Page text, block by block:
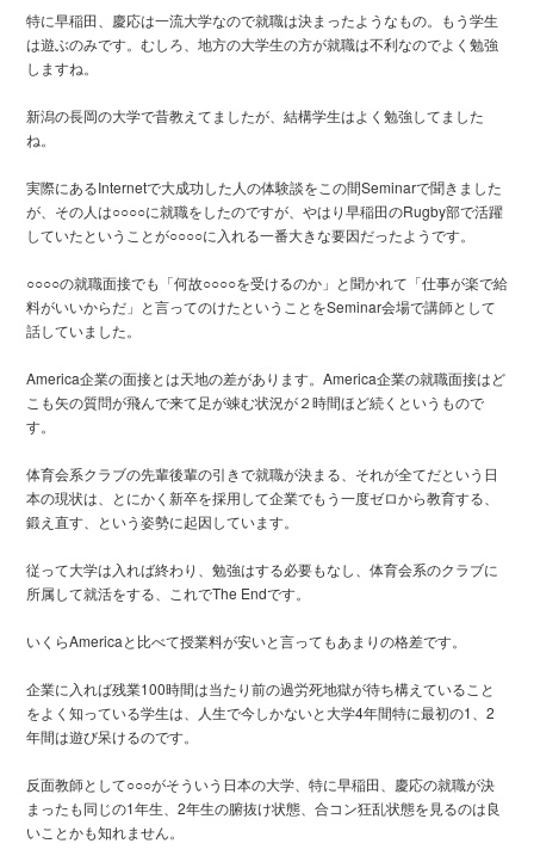
​特に早稲田、慶応は一流大学なので就職は決まったようなもの。もう学生
は遊ぶのみです。むしろ、地方の大学生の方が就職は不利なのでよく勉強
しますね。
新潟の長岡の大学で昔教えてましたが、結構学生はよく勉強してました
ね。
実際にあるInternetで大成功した人の体験談をこの間Seminarで聞きました
が、その人は○○○○に就職をしたのですが、やはり早稲田のRugby部で活躍
していたということが○○○○に入れる一番大きな要因だったようです。
○○○○の就職面接でも「何故○○○○を受けるのか」と聞かれて「仕事が楽で給
料がいいからだ」と言ってのけたということをSeminar会場で講師として
話していました。
​America企業の面接とは天地の差があります。America企業の就職面接はど
こも矢の質問が飛んで来て足が竦む状況が２時間ほど続くというもので
す。
体育会系クラブの先輩後輩の引きで就職が決まる、それが全てだという日
本の現状は、とにかく新卒を採用して企業でもう一度ゼロから教育する、
鍛え直す、という姿勢に起因しています。
従って大学は入れば終わり、勉強はする必要もなし、体育会系のクラブに
所属して就活をする、これでThe Endです。
いくらAmericaと比べて授業料が安いと言ってもあまりの格差です。
企業に入れば残業100時間は当たり前の過労死地獄が待ち構えていること
をよく知っている学生は、人生で今しかないと大学4年間特に最初の1、2
年間は遊び呆けるのです。
反面教師として○○○がそういう日本の大学、特に早稲田、慶応の就職が決
まったも同じの1年生、2年生の腑抜け状態、合コン狂乱状態を見るのは良
いことかも知れません。